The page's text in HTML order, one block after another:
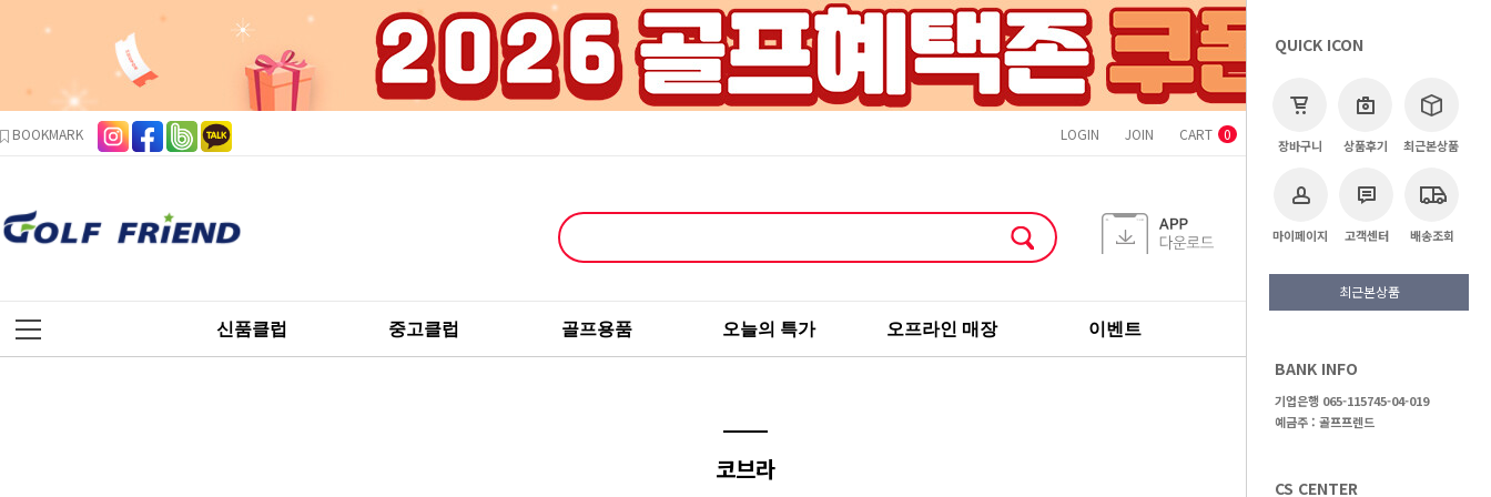
BOOKMARK LOGIN JOIN CART 0
신품클럽 중고클럽 골프용품 오늘의 특가 오프라인 매장 이벤트
QUICK ICON
장바구니 상품후기 최근본상품
마이페이지 고객센터 배송조회
최근본상품
BANK INFO
기업은행 065-115745-04-019
예금주 : 골프프렌드
CS CENTER
>코브라
코브라